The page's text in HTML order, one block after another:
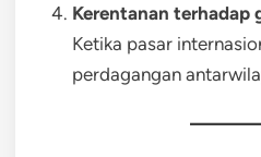
Kerentanan terhadap
Ketika pasar
perdagangan